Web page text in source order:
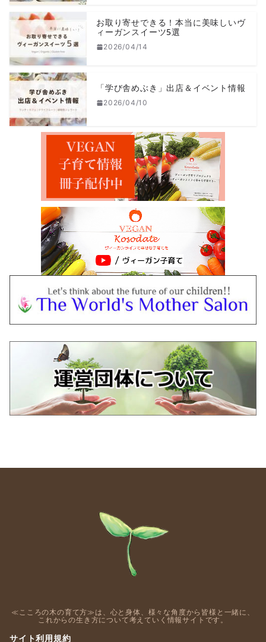
お取り寄せできる！本当に美味しいヴ
ィーガンスイーツ5選
2026/04/14
「学び舎めぶき」出店＆イベント情報
2026/04/10
≪こころの木の育て方≫は、心と身体、様々な角度から皆様と一緒に、
これからの生き方について考えていく情報サイトです。
サイト利用規約